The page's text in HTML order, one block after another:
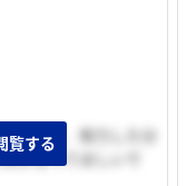
すけど、努力した分
き合ってほしいで
覧する